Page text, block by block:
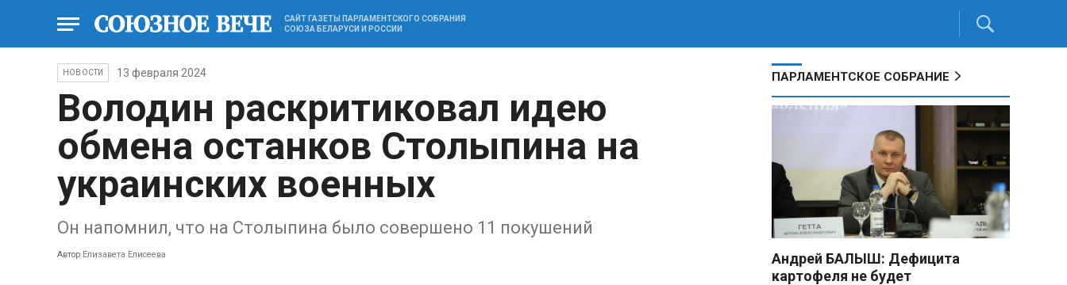
САЙТ ГАЗЕТЫ ПАРЛАМЕНТСКОГО СОБРАНИЯ
СОЮЗА БЕЛАРУСИ И РОССИИ
НОВОСТИ 13 февраля 2024
Володин раскритиковал идею
обмена останков Столыпина на
украинских военных
Он напомнил, что на Столыпина было совершено 11 покушений
Автор Елизавета Елисеева
ПАРЛАМЕНТСКОЕ СОБРАНИЕ
Андрей БАЛЫШ: Дефицита
картофеля не будет